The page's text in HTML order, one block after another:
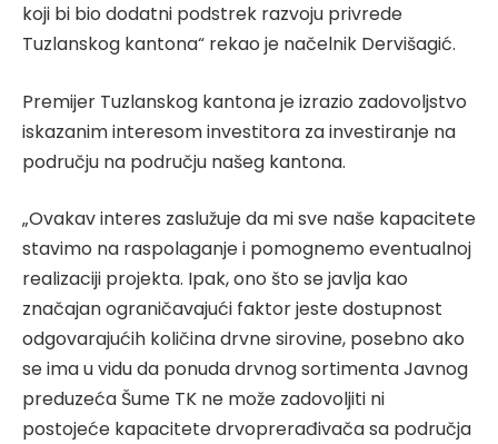
koji bi bio dodatni podstrek razvoju privrede
Tuzlanskog kantona“ rekao je načelnik Dervišagić.
Premijer Tuzlanskog kantona je izrazio zadovoljstvo
iskazanim interesom investitora za investiranje na
području na području našeg kantona.
„Ovakav interes zaslužuje da mi sve naše kapacitete
stavimo na raspolaganje i pomognemo eventualnoj
realizaciji projekta. Ipak, ono što se javlja kao
značajan ograničavajući faktor jeste dostupnost
odgovarajućih količina drvne sirovine, posebno ako
se ima u vidu da ponuda drvnog sortimenta Javnog
preduzeća Šume TK ne može zadovoljiti ni
postojeće kapacitete drvoprerađivača sa područja